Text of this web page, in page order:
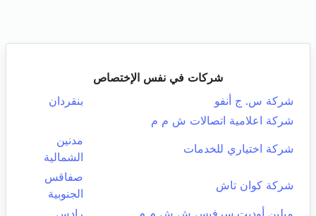
شركات في نفس الإختصاص
شركة س. ج أنفو
بنقردان
شركة اعلامية اتصالات ش م م
شركة اختياري للخدمات
مدنين
الشمالية
شركة كوان تاش
صفاقس
الجنوبية